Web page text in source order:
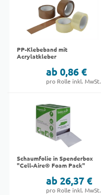
PP-Klebeband mit
Acrylatkleber
ab 0,86 €
pro Rolle inkl. MwSt.
Schaumfolie in Spenderbox
"Cell-Aire® Foam Pack"
ab 26,37 €
pro Rolle inkl. MwSt.